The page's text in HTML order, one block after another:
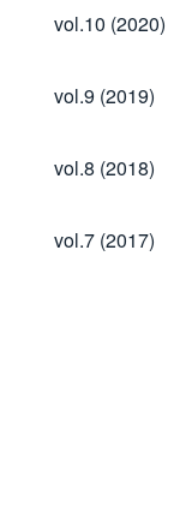
vol.10
(2020)
vol.10 (2020)
vol.9
(2019)
vol.9 (2019)
vol.8
(2018)
vol.8 (2018)
vol.7
(2017)
vol.7 (2017)